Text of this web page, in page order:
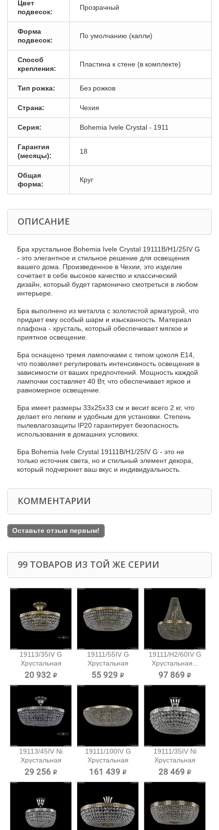
Цвет
подвесок:
Прозрачный
Форма
подвесок:
По умолчанию (капли)
Способ
крепления:
Пластина к стене (в комплекте)
Тип рожка: Без рожков
Страна: Чехия
Серия: Bohemia Ivele Crystal - 1911
Гарантия
(месяцы):
18
Общая
форма:
Круг
ОПИСАНИЕ
Бра хрустальное Bohemia Ivele Crystal 19111B/H1/25IV G
- это элегантное и стильное решение для освещения
вашего дома. Произведенное в Чехии, это изделие
сочетает в себе высокое качество и классический
дизайн, который будет гармонично смотреться в любом
интерьере.
Бра выполнено из металла с золотистой арматурой, что
придает ему особый шарм и изысканность. Материал
плафона - хрусталь, который обеспечивает мягкое и
приятное освещение.
Бра оснащено тремя лампочками с типом цоколя E14,
что позволяет регулировать интенсивность освещения в
зависимости от ваших предпочтений. Мощность каждой
лампочки составляет 40 Вт, что обеспечивает яркое и
равномерное освещение.
Бра имеет размеры 33х25х33 см и весит всего 2 кг, что
делает его легким и удобным для установки. Степень
пылевлагозащиты IP20 гарантирует безопасность
использования в домашних условиях.
Бра Bohemia Ivele Crystal 19111B/H1/25IV G - это не
только источник света, но и стильный элемент декора,
который подчеркнет ваш вкус и индивидуальность.
КОММЕНТАРИИ
Оставьте отзыв первым!
99 ТОВАРОВ ИЗ ТОЙ ЖЕ СЕРИИ
19113/35IV G
Хрустальная
потолочная...
20 932 ₽
19111/55IV G
Хрустальная
потолочная...
55 929 ₽
19111/H2/60IV G
Хрустальная...
97 869 ₽
19113/45IV Ni
Хрустальная
потолочная...
29 256 ₽
19111/100IV G
Хрустальная
потолочная...
161 439 ₽
19111/35IV Ni
Хрустальная
потолочная...
28 469 ₽